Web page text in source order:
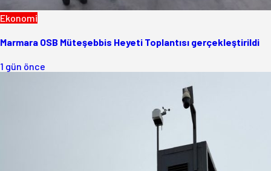
Ekonomi
Marmara OSB Müteşebbis Heyeti Toplantısı gerçekleştirildi
1 gün önce